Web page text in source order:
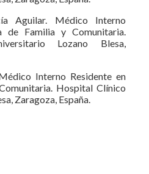
Aguilar. Médico Interno
de Familia y Comunitaria.
Lozano Blesa,
Interno Residente en
Hospital Clínico
Zaragoza, España.